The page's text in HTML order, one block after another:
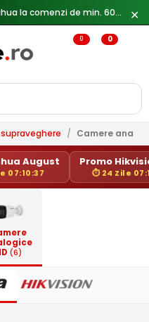
🎁 Câștigă săptămânal o cameră Dahua la comenzi de min. 600 lei — ✕
0 0
/ Camere
August
07:10:37
Promo
⏱ 24 Zile
(6)